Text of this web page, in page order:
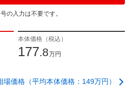
の入力は不要です。
本体価格（税込）
177.8万円
場価格（平均本体価格：149万円）